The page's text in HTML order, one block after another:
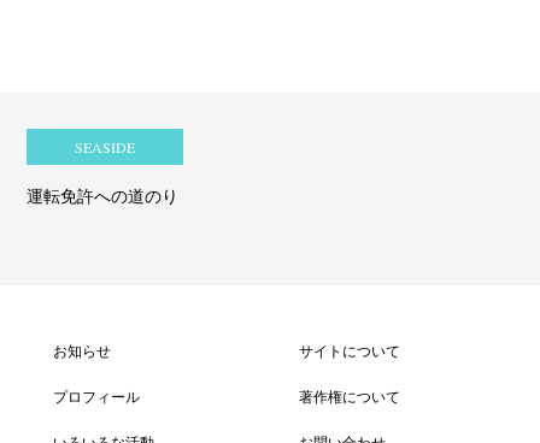
SEASIDE
運転免許への道のり
お知らせ
プロフィール
サイトについて
著作権について